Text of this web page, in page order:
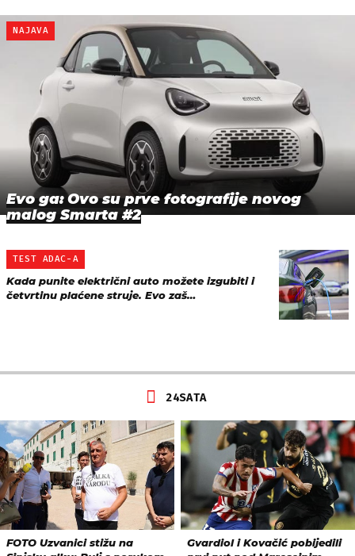
NAJAVA
Evo ga: Ovo su prve fotografije novog
malog Smarta #2
TEST ADAC-A
Kada punite električni auto možete izgubiti i
četvrtinu plaćene struje. Evo zaš…